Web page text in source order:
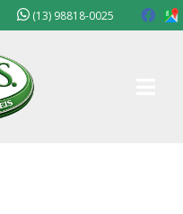
(13) 98818-0025